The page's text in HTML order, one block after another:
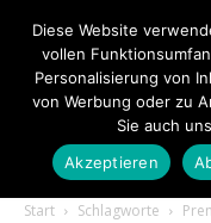
Start Schlagworte
Diese Website
vollen
Personalisierung von
von Werbung oder zu
Sie auch
Akzeptieren